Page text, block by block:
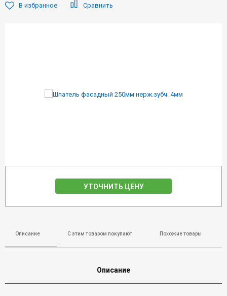
В избранное Сравнить
УТОЧНИТЬ ЦЕНУ
Описание С этим товаром покупают Похожие товары
Описание